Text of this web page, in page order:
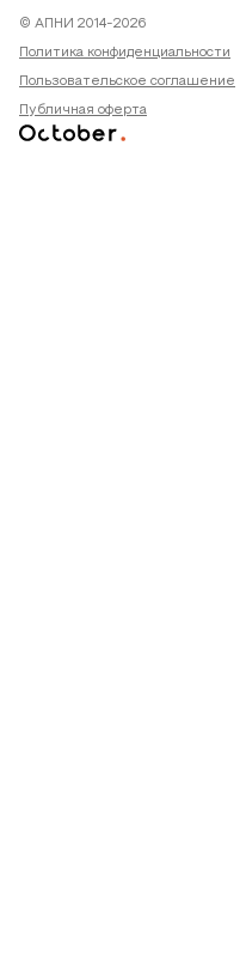
© АПНИ 2014-2026
Политика конфиденциальности
Пользовательское соглашение
Публичная оферта